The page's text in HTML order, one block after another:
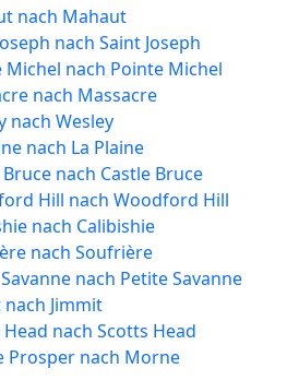
nach Mahaut
nach Saint Joseph
nach Pointe Michel
nach Massacre
nach Wesley
nach La Plaine
nach Castle Bruce
Hill nach Woodford Hill
nach Calibishie
nach Soufrière
nach Petite Savanne
Jimmit
nach Scotts Head
Prosper nach Morne